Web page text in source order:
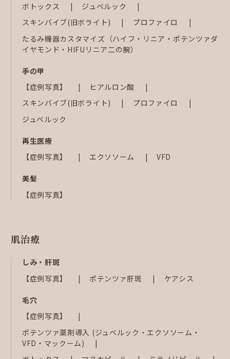
ボトックス
ジュベルック
スキンバイブ(旧ボライト)
プロファイロ
たるみ機器カスタマイズ（ハイフ・リニア・ポテンツァダ
イヤモンド・HIFUリニア二の腕）
手の甲
【症例写真】
ヒアルロン酸
スキンバイブ(旧ボライト)
プロファイロ
ジュベルック
再生医療
【症例写真】
エクソソーム VFD
美髪
【症例写真】
肌治療
しみ・肝斑
【症例写真】
ポテンツァ肝斑 ケアシス
毛穴
【症例写真】
ポテンツァ薬剤導入 (ジュベルック・エクソソーム・
VFD・マックーム)